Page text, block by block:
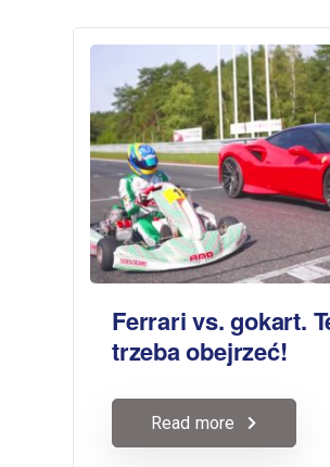
Ferrari vs. gokart.
trzeba obejrzeć!
Read more